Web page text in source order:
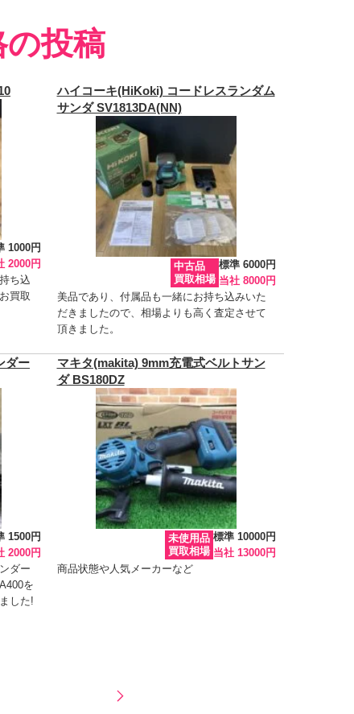
投稿
1000円
2000円
ち込
買取
ハイコーキ(HiKoki) コードレスランダム
サンダ SV1813DA(NN)
中古品
買取相場
標準 6000円
当社 8000円
美品であり、付属品も一緒にお持ち込みいた
だきましたので、相場よりも高く査定させて
頂きました。
ダー
1500円
2000円
ダー
を
した!
マキタ(makita) 9mm充電式ベルトサン
ダ BS180DZ
未使用品
買取相場
標準 10000円
当社 13000円
商品状態や人気メーカーなど